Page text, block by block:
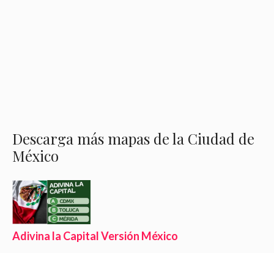
Descarga más mapas de la Ciudad de
México
Adivina la Capital Versión México